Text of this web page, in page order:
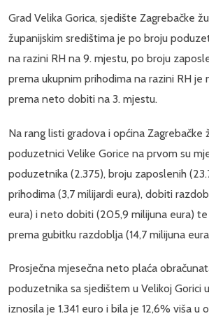
Grad Velika Gorica, sjedište Zagrebačke
županijskim središtima je po broju
na razini RH na 9. mjestu, po broju
prema ukupnim prihodima na razini RH je
prema neto dobiti na 3. mjestu.
Na rang listi gradova i općina Zagrebačke
poduzetnici Velike Gorice na prvom su
poduzetnika (2.375), broju zaposlenih
prihodima (3,7 milijardi eura), dobiti
eura) i neto dobiti (205,9 milijuna eura)
prema gubitku razdoblja (14,7 milijuna
Prosječna mjesečna neto plaća
poduzetnika sa sjedištem u Velikoj Gorici
iznosila je 1.341 euro i bila je 12,6% viša u